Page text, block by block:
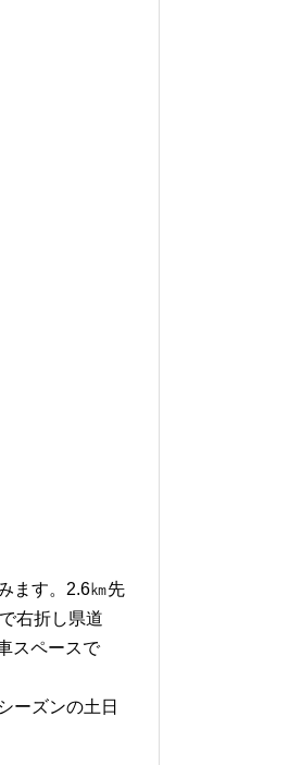
ます。2.6㎞先
右折し県道
スペースで
ーズンの土日